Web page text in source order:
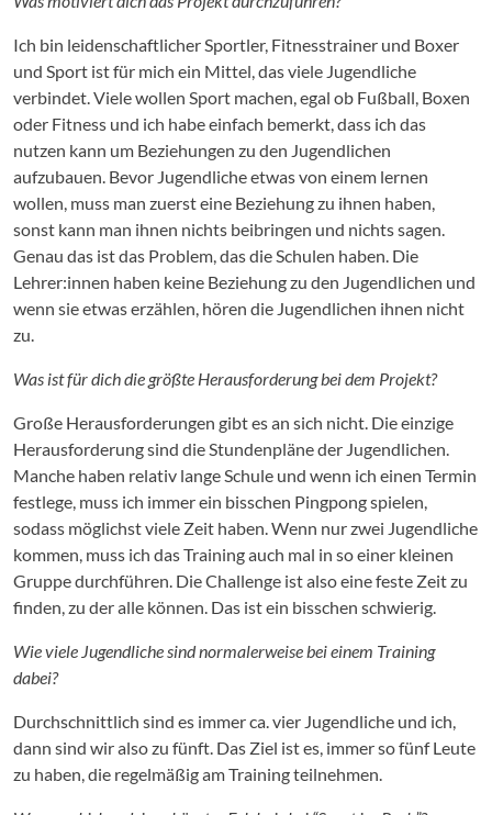
Ich bin leidenschaftlicher Sportler, Fitnesstrainer und Boxer
und Sport ist für mich ein Mittel, das viele Jugendliche
verbindet. Viele wollen Sport machen, egal ob Fußball, Boxen
oder Fitness und ich habe einfach bemerkt, dass ich das
nutzen kann um Beziehungen zu den Jugendlichen
aufzubauen. Bevor Jugendliche etwas von einem lernen
wollen, muss man zuerst eine Beziehung zu ihnen haben,
sonst kann man ihnen nichts beibringen und nichts sagen.
Genau das ist das Problem, das die Schulen haben. Die
Lehrer:innen haben keine Beziehung zu den Jugendlichen und
wenn sie etwas erzählen, hören die Jugendlichen ihnen nicht
zu.
Was ist für dich die größte Herausforderung bei dem Projekt?
Große Herausforderungen gibt es an sich nicht. Die einzige
Herausforderung sind die Stundenpläne der Jugendlichen.
Manche haben relativ lange Schule und wenn ich einen Termin
festlege, muss ich immer ein bisschen Pingpong spielen,
sodass möglichst viele Zeit haben. Wenn nur zwei Jugendliche
kommen, muss ich das Training auch mal in so einer kleinen
Gruppe durchführen. Die Challenge ist also eine feste Zeit zu
finden, zu der alle können. Das ist ein bisschen schwierig.
Wie viele Jugendliche sind normalerweise bei einem Training
dabei?
Durchschnittlich sind es immer ca. vier Jugendliche und ich,
dann sind wir also zu fünft. Das Ziel ist es, immer so fünf Leute
zu haben, die regelmäßig am Training teilnehmen.